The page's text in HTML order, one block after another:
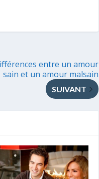
entre un amour
sain et un amour malsain
SUIVANT